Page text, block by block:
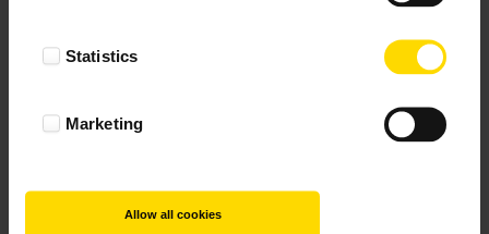
Statistics
Marketing
Allow all cookies
Kubek z nadrukiem Od 31.00
Byle do piątku